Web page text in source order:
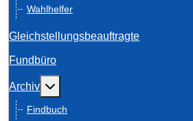
Wahlhelfer
Gleichstellungsbeauftragte
Fundbüro
Archiv Weitere Informationen: Archiv
Findbuch